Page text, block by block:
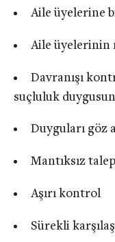
Aile üyelerine
Aile üyelerinin
Davranışı
suçluluk
Duyguları göz
Mantıksız
Aşırı kontrol
Sürekli